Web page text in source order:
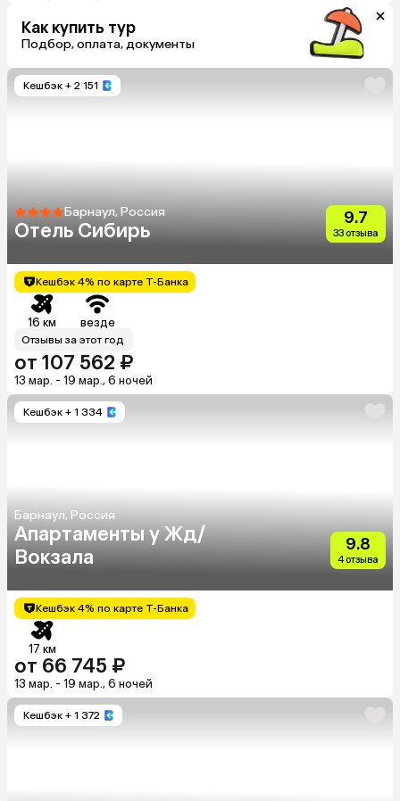
Как купить тур
Подбор, оплата, документы
Кешбэк + 2 151
Барнаул, Россия
Отель Сибирь
9.7
33 отзыва
Кешбэк 4% по карте Т-Банка
16 км везде
Отзывы за этот год
от 107 562 ₽
13 мар. - 19 мар., 6 ночей
Кешбэк + 1 334
Барнаул, Россия
Апартаменты у Жд/
Вокзала
9.8
4 отзыва
Кешбэк 4% по карте Т-Банка
17 км
от 66 745 ₽
13 мар. - 19 мар., 6 ночей
Кешбэк + 1 372